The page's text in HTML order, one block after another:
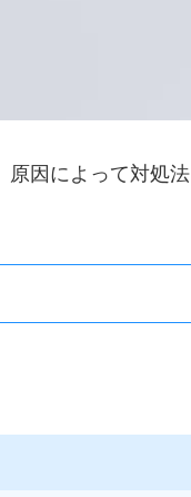
原因によって対処法